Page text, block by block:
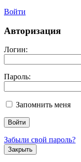
Войти
Авторизация
Логин:
Пароль:
Запомнить меня
Забыли свой пароль?
Закрыть